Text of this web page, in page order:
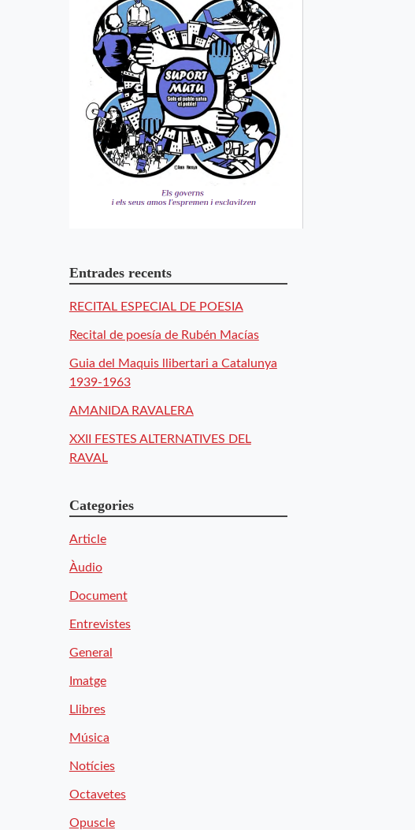
Entrades recents
RECITAL ESPECIAL DE POESIA
Recital de poesía de Rubén Macías
Guia del Maquis llibertari a Catalunya
1939-1963
AMANIDA RAVALERA
XXII FESTES ALTERNATIVES DEL
RAVAL
Categories
Article
Àudio
Document
Entrevistes
General
Imatge
Llibres
Música
Notícies
Octavetes
Opuscle